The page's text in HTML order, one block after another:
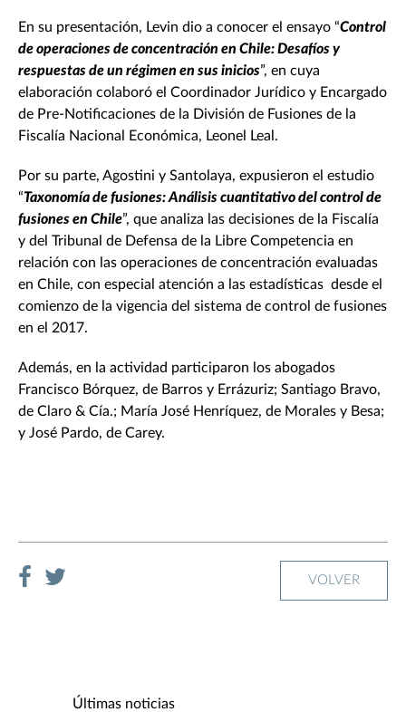
En su presentación, Levin dio a conocer el ensayo “Control
de operaciones de concentración en Chile: Desafíos y
respuestas de un régimen en sus inicios”, en cuya
elaboración colaboró el Coordinador Jurídico y Encargado
de Pre-Notificaciones de la División de Fusiones de la
Fiscalía Nacional Económica, Leonel Leal.
Por su parte, Agostini y Santolaya, expusieron el estudio
“Taxonomía de fusiones: Análisis cuantitativo del control de
fusiones en Chile”, que analiza las decisiones de la Fiscalía
y del Tribunal de Defensa de la Libre Competencia en
relación con las operaciones de concentración evaluadas
en Chile, con especial atención a las estadísticas desde el
comienzo de la vigencia del sistema de control de fusiones
en el 2017.
Además, en la actividad participaron los abogados
Francisco Bórquez, de Barros y Errázuriz; Santiago Bravo,
de Claro & Cía.; María José Henríquez, de Morales y Besa;
y José Pardo, de Carey.
VOLVER
Últimas noticias